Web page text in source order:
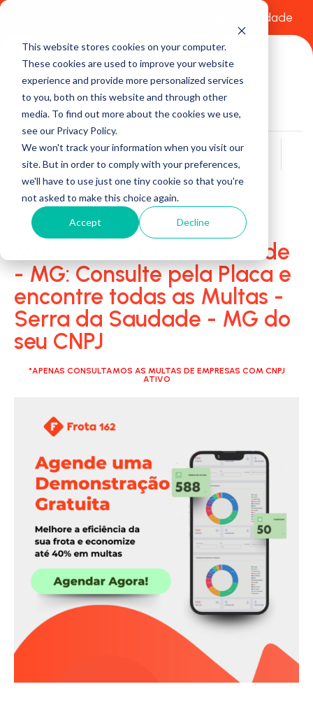
This website stores cookies on your computer.
These cookies are used to improve your website
experience and provide more personalized services
to you, both on this website and through other
media. To find out more about the cookies we use,
see our Privacy Policy.
We won't track your information when you visit our
site. But in order to comply with your preferences,
we'll have to use just one tiny cookie so that you're
not asked to make this choice again.
Accept Decline
Política de Privacidade
Buscar
Multas - Serra da Saudade
- MG: Consulte pela Placa e
encontre todas as Multas -
Serra da Saudade - MG do
seu CNPJ
*APENAS CONSULTAMOS AS MULTAS DE EMPRESAS COM CNPJ
ATIVO